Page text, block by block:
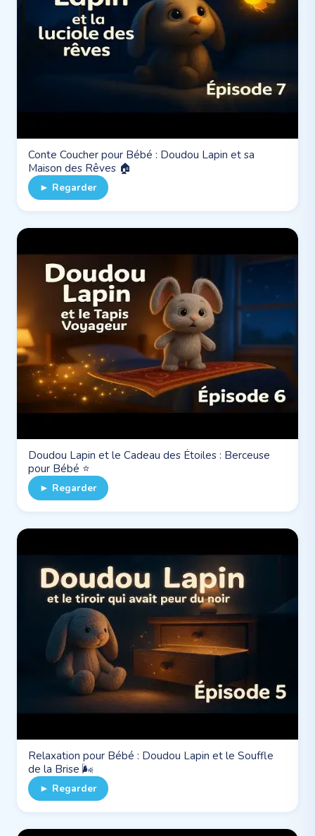
Conte Coucher pour Bébé : Doudou Lapin et sa
Maison des Rêves 🏠
► Regarder
Doudou Lapin et le Cadeau des Étoiles : Berceuse
pour Bébé ⭐
► Regarder
Relaxation pour Bébé : Doudou Lapin et le Souffle
de la Brise 🌬️
► Regarder